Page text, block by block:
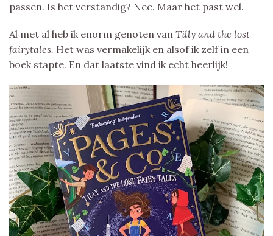
passen. Is het verstandig? Nee. Maar het past wel.
Al met al heb ik enorm genoten van Tilly and the lost
fairytales. Het was vermakelijk en alsof ik zelf in een
boek stapte. En dat laatste vind ik echt heerlijk!